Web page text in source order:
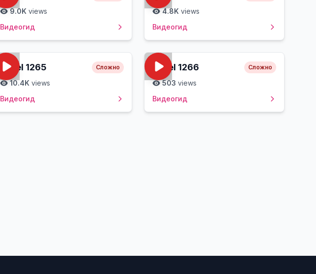
9.0K views
Видеогид
4.8K views
Видеогид
Level 1265 Сложно
10.4K views
Видеогид
Level 1266 Сложно
503 views
Видеогид